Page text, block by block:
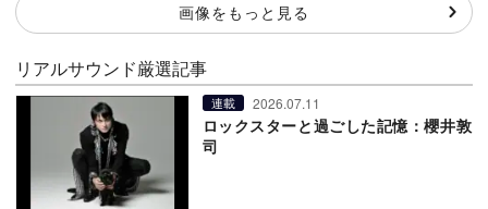
画像をもっと見る
リアルサウンド厳選記事
連載 2026.07.11
ロックスターと過ごした記憶：櫻井敦
司